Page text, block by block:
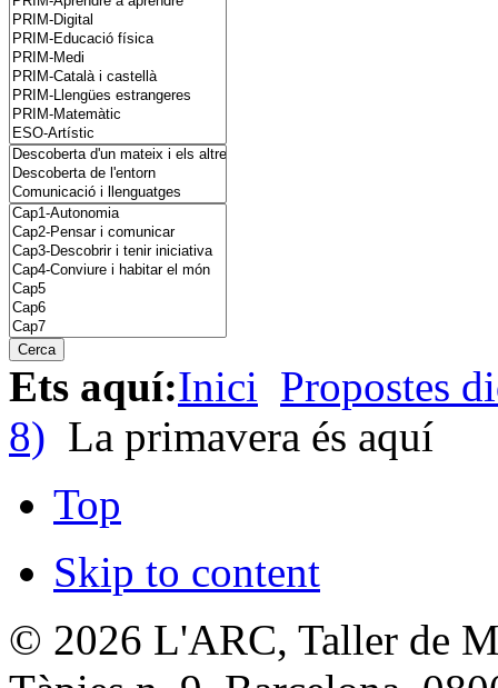
Ets aquí:Inici Propostes
8) La primavera és aquí
Top
Skip to content
© 2026 L'ARC, Taller de